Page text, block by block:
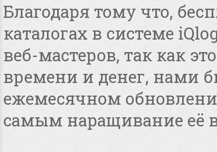
Благодаря тому что,
каталогах в системе
веб-мастеров, так как
времени и денег, нами
ежемесячном
самым наращивание её